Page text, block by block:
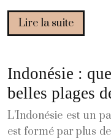
Lire la suite
Indonésie :
belles plages
L’Indonésie est un
est formé par plus